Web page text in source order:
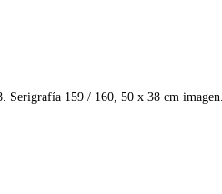
159 / 160, 50 x 38 cm